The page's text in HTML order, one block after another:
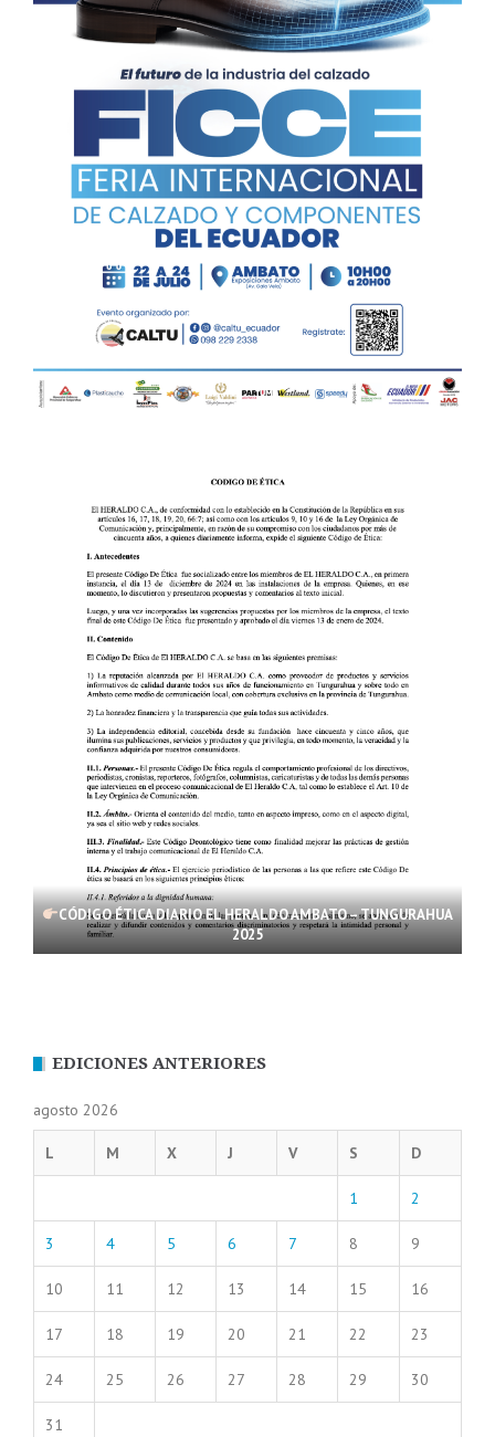
CÓDIGO ÉTICA DIARIO EL HERALDO AMBATO – TUNGURAHUA
2025
EDICIONES ANTERIORES
agosto 2026
L M X J V S D
1 2
3 4 5 6 7 8 9
10 11 12 13 14 15 16
17 18 19 20 21 22 23
24 25 26 27 28 29 30
31